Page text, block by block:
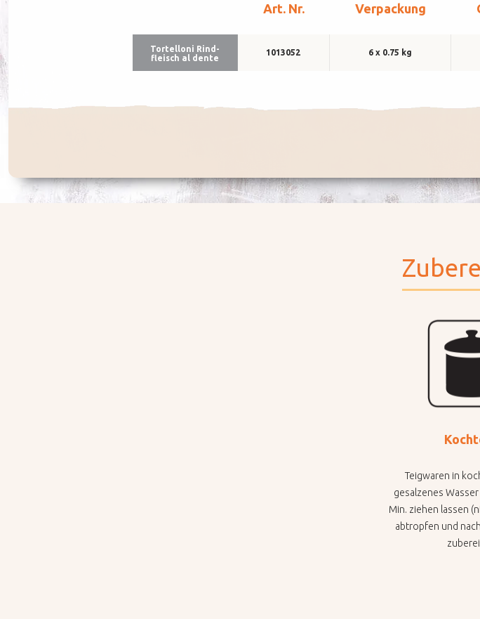
Art. Nr. Verpackung
Tor­tel­lo­ni Rind­
fleisch al den­te
1013052 6 x 0.75 kg
Teigwaren in
gesalzenes
Min. ziehen lassen
abtropfen und